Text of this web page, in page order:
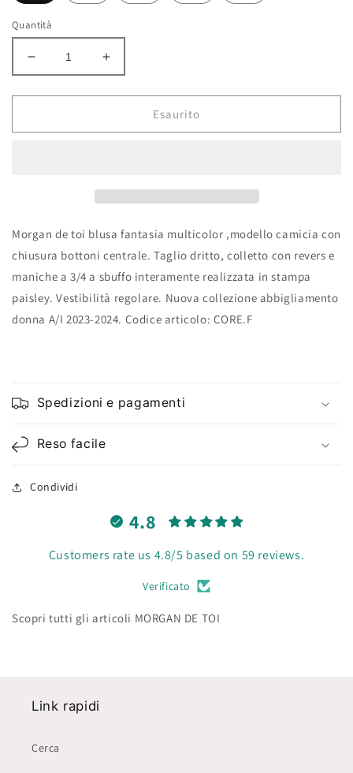
Quantità
Diminuisci
quantità
per
fantasia
Aumenta
quantità
per
fantasia
Esaurito
Morgan de toi blusa fantasia multicolor ,modello camicia con
chiusura bottoni centrale. Taglio dritto, colletto con revers e
maniche a 3/4 a sbuffo interamente realizzata in stampa
paisley. Vestibilità regolare. Nuova collezione abbigliamento
donna A/I 2023-2024. Codice articolo: CORE.F
Spedizioni e pagamenti
Reso facile
Condividi
4.8
Customers rate us 4.8/5 based on 59 reviews.
Verificato
Scopri tutti gli articoli MORGAN DE TOI
Link rapidi
Cerca